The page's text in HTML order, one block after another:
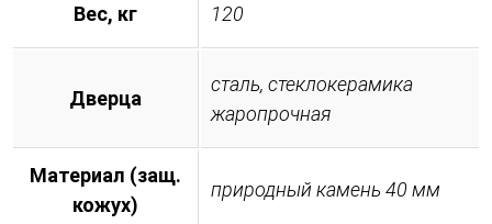
Вес, кг 120
Дверца
сталь, стеклокерамика
жаропрочная
Материал (защ.
кожух)
природный камень 40 мм